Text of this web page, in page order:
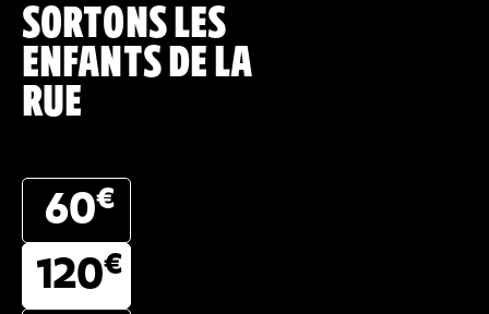
SORTONS LES
ENFANTS DE LA
RUE
60€
120€